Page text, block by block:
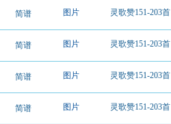
简谱 图片 灵歌赞151-203首
简谱 图片 灵歌赞151-203首
简谱 图片 灵歌赞151-203首
简谱 图片 灵歌赞151-203首